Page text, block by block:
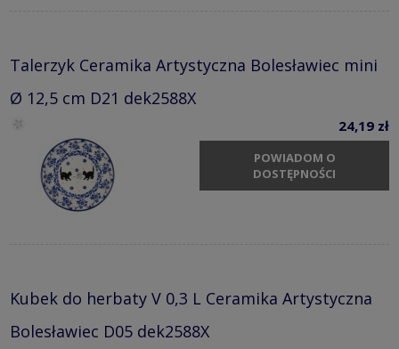
Talerzyk Ceramika Artystyczna Bolesławiec mini
Ø 12,5 cm D21 dek2588X
24,19 zł
POWIADOM O
DOSTĘPNOŚCI
Kubek do herbaty V 0,3 L Ceramika Artystyczna
Bolesławiec D05 dek2588X